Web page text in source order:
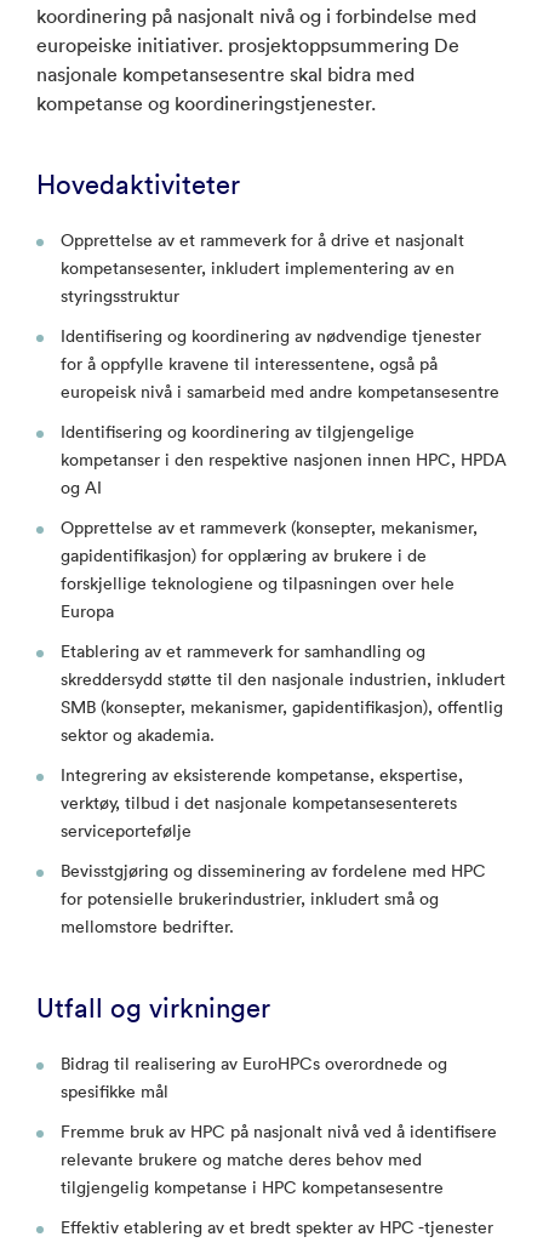
koordinering på nasjonalt nivå og i forbindelse med
europeiske initiativer. prosjektoppsummering De
nasjonale kompetansesentre skal bidra med
kompetanse og koordineringstjenester.
Hovedaktiviteter
Opprettelse av et rammeverk for å drive et nasjonalt
kompetansesenter, inkludert implementering av en
styringsstruktur
Identifisering og koordinering av nødvendige tjenester
for å oppfylle kravene til interessentene, også på
europeisk nivå i samarbeid med andre kompetansesentre
Identifisering og koordinering av tilgjengelige
kompetanser i den respektive nasjonen innen HPC, HPDA
og AI
Opprettelse av et rammeverk (konsepter, mekanismer,
gapidentifikasjon) for opplæring av brukere i de
forskjellige teknologiene og tilpasningen over hele
Europa
Etablering av et rammeverk for samhandling og
skreddersydd støtte til den nasjonale industrien, inkludert
SMB (konsepter, mekanismer, gapidentifikasjon), offentlig
sektor og akademia.
Integrering av eksisterende kompetanse, ekspertise,
verktøy, tilbud i det nasjonale kompetansesenterets
serviceportefølje
Bevisstgjøring og disseminering av fordelene med HPC
for potensielle brukerindustrier, inkludert små og
mellomstore bedrifter.
Utfall og virkninger
Bidrag til realisering av EuroHPCs overordnede og
spesifikke mål
Fremme bruk av HPC på nasjonalt nivå ved å identifisere
relevante brukere og matche deres behov med
tilgjengelig kompetanse i HPC kompetansesentre
Effektiv etablering av et bredt spekter av HPC -tjenester